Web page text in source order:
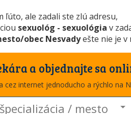
ľúto, ale zadali ste zlú adresu,
sexuológ - sexuológia v
obec Nesvadyešte nie je v
a objednajte sa
cez internet jednoducho a rýchlo na